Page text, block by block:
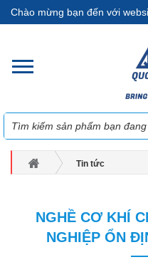
Chào mừng bạn đến với
Tin tức
NGHỀ CƠ KHÍ
NGHIỆP ỔN